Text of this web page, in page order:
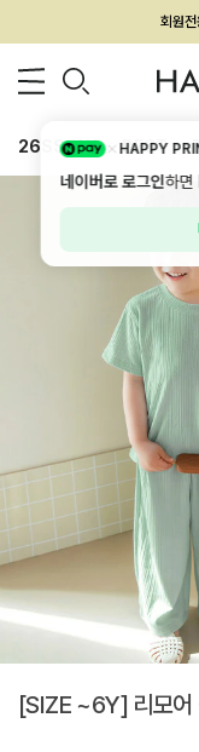
회원
26SS 신상 BEST
[SIZE ~6Y] 리모어
HAPPY
네이버로 로그인하